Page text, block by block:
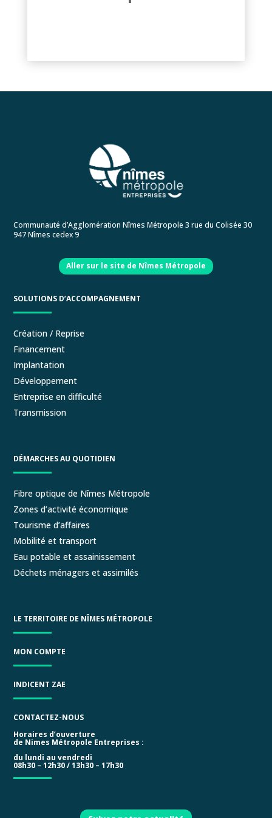
Communauté d’Agglomération Nîmes Métropole 3 rue du Colisée 30
947 Nîmes cedex 9
Aller sur le site de Nîmes Métropole
SOLUTIONS D’ACCOMPAGNEMENT
Création / Reprise
Financement
Implantation
Développement
Entreprise en difficulté
Transmission
DÉMARCHES AU QUOTIDIEN
Fibre optique de Nîmes Métropole
Zones d’activité économique
Tourisme d’affaires
Mobilité et transport
Eau potable et assainissement
Déchets ménagers et assimilés
LE TERRITOIRE DE NÎMES MÉTROPOLE
MON COMPTE
INDICENT ZAE
CONTACTEZ-NOUS
Horaires d’ouverture
de Nimes Métropole Entreprises :
du lundi au vendredi
08h30 – 12h30 / 13h30 – 17h30